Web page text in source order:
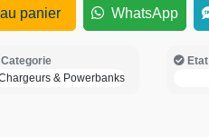
panier WhatsApp
& Powerbanks
Etat